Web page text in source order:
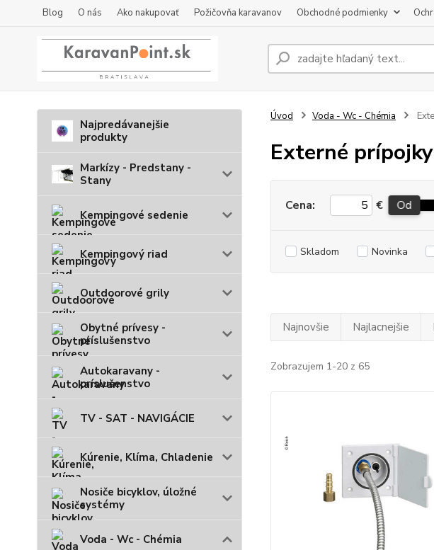
Blog O nás Ako nakupovať Požičovňa karavanov Obchodné podmienky
Najpredávanejšie
produkty
Markízy - Predstany -
Stany
Kempingové sedenie
Kempingový riad
Outdoorové grily
Obytné prívesy -
príslušenstvo
Autokaravany -
príslušenstvo
TV - SAT - NAVIGÁCIE
Kúrenie, Klíma, Chladenie
Nosiče bicyklov, úložné
systémy
Voda - Wc - Chémia
Úvod Voda - Wc - Chémia
Externé
Cena: € Od
Skladom Novinka
Najnovšie Najlacnejšie
Zobrazujem 1-20 z 65